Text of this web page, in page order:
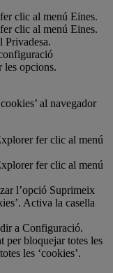
clic al menú Eines.
clic al menú Eines.
Privadesa.
les opcions.
al navegador
fer clic al menú
fer clic al menú
l’opció Suprimeix
Activa la casella
a Configuració.
per bloquejar totes les
les ‘cookies’.